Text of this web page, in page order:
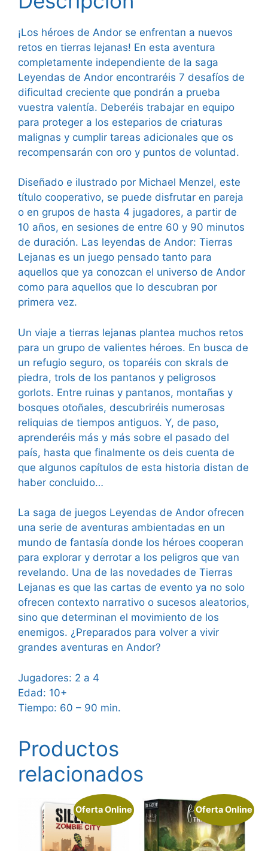
¡Los héroes de Andor se enfrentan a nuevos
retos en tierras lejanas! En esta aventura
completamente independiente de la saga
Leyendas de Andor encontraréis 7 desafíos de
dificultad creciente que pondrán a prueba
vuestra valentía. Deberéis trabajar en equipo
para proteger a los esteparios de criaturas
malignas y cumplir tareas adicionales que os
recompensarán con oro y puntos de voluntad.
Diseñado e ilustrado por Michael Menzel, este
título cooperativo, se puede disfrutar en pareja
o en grupos de hasta 4 jugadores, a partir de
10 años, en sesiones de entre 60 y 90 minutos
de duración. Las leyendas de Andor: Tierras
Lejanas es un juego pensado tanto para
aquellos que ya conozcan el universo de Andor
como para aquellos que lo descubran por
primera vez.
Un viaje a tierras lejanas plantea muchos retos
para un grupo de valientes héroes. En busca de
un refugio seguro, os toparéis con skrals de
piedra, trols de los pantanos y peligrosos
gorlots. Entre ruinas y pantanos, montañas y
bosques otoñales, descubriréis numerosas
reliquias de tiempos antiguos. Y, de paso,
aprenderéis más y más sobre el pasado del
país, hasta que finalmente os deis cuenta de
que algunos capítulos de esta historia distan de
haber concluido…
La saga de juegos Leyendas de Andor ofrecen
una serie de aventuras ambientadas en un
mundo de fantasía donde los héroes cooperan
para explorar y derrotar a los peligros que van
revelando. Una de las novedades de Tierras
Lejanas es que las cartas de evento ya no solo
ofrecen contexto narrativo o sucesos aleatorios,
sino que determinan el movimiento de los
enemigos. ¿Preparados para volver a vivir
grandes aventuras en Andor?
Jugadores: 2 a 4
Edad: 10+
Tiempo: 60 – 90 min.
Productos
relacionados
Oferta Online Oferta Online